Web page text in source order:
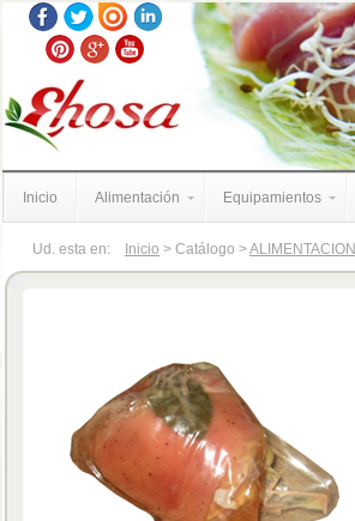
Inicio Alimentación Equipamientos
Ud. esta en: Inicio > Catálogo >ALIMENTACION